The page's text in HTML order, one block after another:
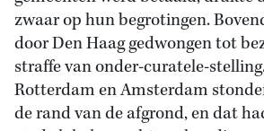
zwaar op hun begrotingen.
door Den Haag gedwongen tot
straffe van onder-curatele-
Rotterdam en Amsterdam
de rand van de afgrond, en dat